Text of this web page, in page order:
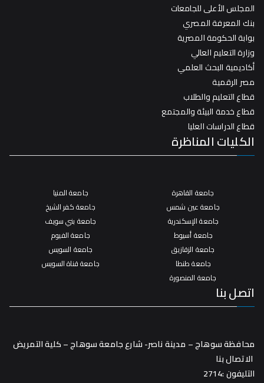
المجلس الأعلى للجامعات
بنك المعرفة المصري
بوابة الحكومة المصرية
وزارة التعليم العالي
أكاديمية البحث العلمي
مصر الرقمية
قطاع التعليم والطلاب
قطاع خدمة البيئة والمجتمع
قطاع الدراسات العليا
الكليات المناظرة
جامعة القاهرة
جامعة عين شمس
جامعة الإسكندرية
جامعة أسيوط
جامعة الزقازيق
جامعة طنطا
جامعة المنصورة
جامعة المنيا
جامعة كفر الشيخ
جامعة بني سويف
جامعة الفيوم
جامعة السويس
جامعة قناة السويس
اتصل بنا
محافظة سوهاج – مدينة ناصر- شارع جامعة سوهاج – كلية التمريض
الاتصال بنا
التليفون :2714